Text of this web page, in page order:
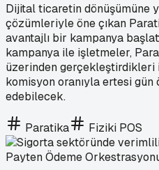
Dijital ticaretin dönüşümüne
çözümleriyle öne çıkan
avantajlı bir kampanya
kampanya ile işletmeler,
üzerinden gerçekleştirdikleri
komisyon oranıyla ertesi gün
edebilecek.
Paratika Fiziki POS